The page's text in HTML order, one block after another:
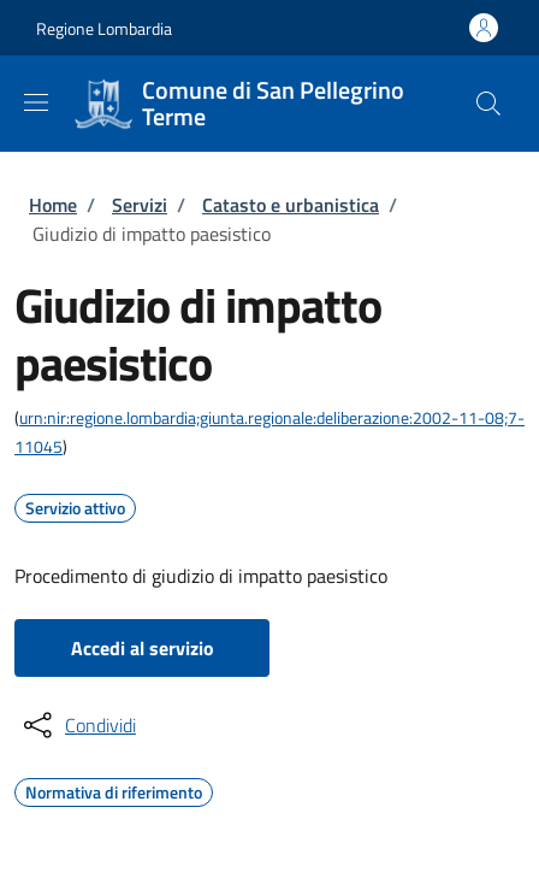
Regione Lombardia
Comune di San Pellegrino
Terme
Briciole di pane
Home / Servizi / Catasto e urbanistica /
Giudizio di impatto paesistico
Giudizio di impatto
paesistico
(urn:nir:regione.lombardia;giunta.regionale:deliberazione:2002-11-08;7-
11045)
Servizio attivo
Procedimento di giudizio di impatto paesistico
Accedi al servizio
Condividi
Normativa di riferimento